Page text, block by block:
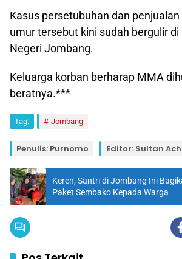
Kasus persetubuhan dan
umur tersebut kini sudah bergulir di
Negeri Jombang.
Keluarga korban berharap MMA
beratnya.***
Tag: Jombang
Penulis: Purnomo Editor: Sultan
Keren, Santri di Jombang Ini
Paket Sembako Kepada Warga